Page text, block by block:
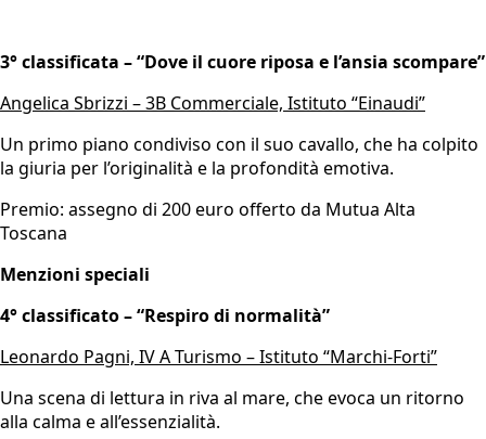
3° classificata – “Dove il cuore riposa e l’ansia scompare”
Angelica Sbrizzi – 3B Commerciale, Istituto “Einaudi”
Un primo piano condiviso con il suo cavallo, che ha colpito
la giuria per l’originalità e la profondità emotiva.
Premio: assegno di 200 euro offerto da Mutua Alta
Toscana
Menzioni speciali
4° classificato – “Respiro di normalità”
Leonardo Pagni, IV A Turismo – Istituto “Marchi-Forti”
Una scena di lettura in riva al mare, che evoca un ritorno
alla calma e all’essenzialità.